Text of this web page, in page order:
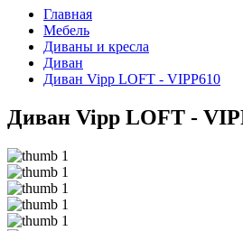
Главная
Мебель
Диваны и кресла
Диван
Диван Vipp LOFT - VIPP610
Диван Vipp LOFT -